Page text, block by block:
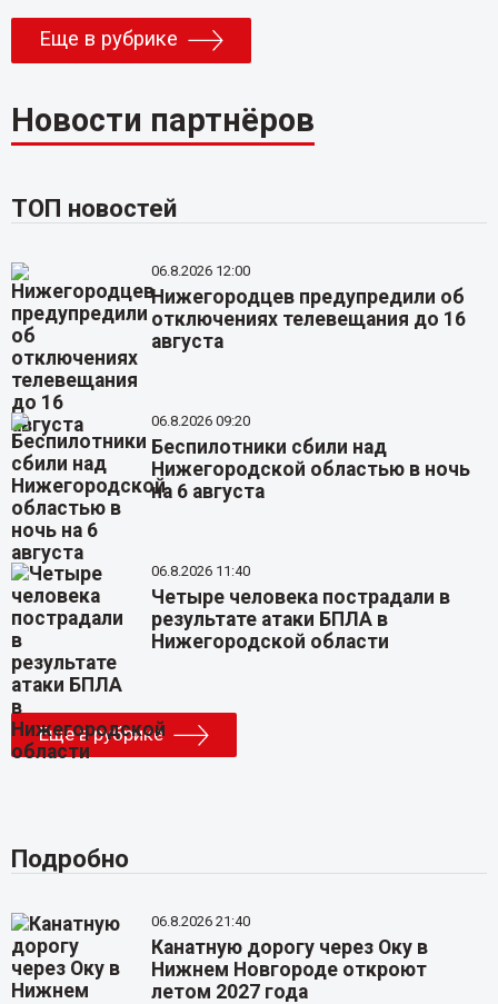
Еще в рубрике
Новости партнёров
ТОП новостей
06.8.2026 12:00
Нижегородцев предупредили об
отключениях телевещания до 16
августа
06.8.2026 09:20
Беспилотники сбили над
Нижегородской областью в ночь
на 6 августа
06.8.2026 11:40
Четыре человека пострадали в
результате атаки БПЛА в
Нижегородской области
Еще в рубрике
Подробно
06.8.2026 21:40
Канатную дорогу через Оку в
Нижнем Новгороде откроют
летом 2027 года